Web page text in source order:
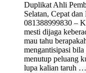
Duplikat Ahli
Selatan, Cepat
081388999830 –
mesti dijaga
mau tahu
mengantisipasi
menutup peluang
lupa kalian taruh …